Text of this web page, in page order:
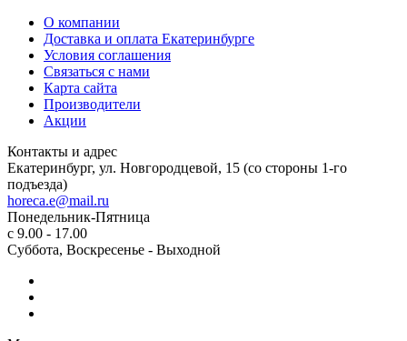
О компании
Доставка и оплата Екатеринбурге
Условия соглашения
Связаться с нами
Карта сайта
Производители
Акции
Контакты и адрес
Екатеринбург, ул. Новгородцевой, 15 (со стороны 1-го
подъезда)
horeca.e@mail.ru
Понедельник-Пятница
с 9.00 - 17.00
Суббота, Воскресенье - Выходной